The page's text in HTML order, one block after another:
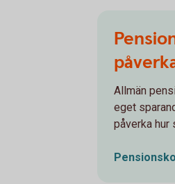
Allmän
eget
påverka hur